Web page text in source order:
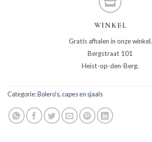
WINKEL
Gratis afhalen in onze winkel.
Bergstraat 101
Heist-op-den-Berg.
Categorie:Bolero's, capes en sjaals